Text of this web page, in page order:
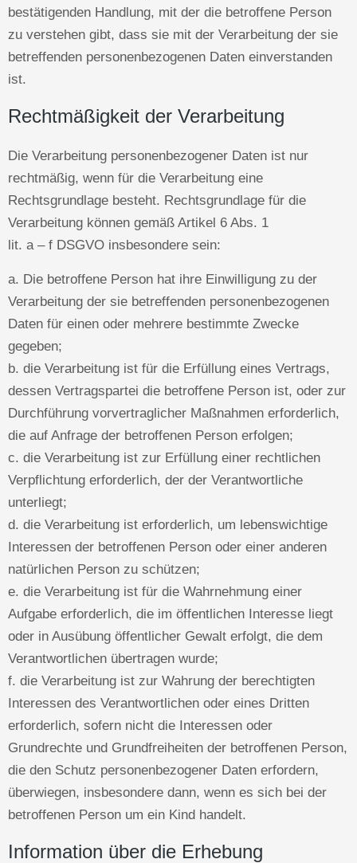
bestätigenden Handlung, mit der die betroffene Person
zu verstehen gibt, dass sie mit der Verarbeitung der sie
betreffenden personenbezogenen Daten einverstanden
ist.
Rechtmäßigkeit der Verarbeitung
Die Verarbeitung personenbezogener Daten ist nur
rechtmäßig, wenn für die Verarbeitung eine
Rechtsgrundlage besteht. Rechtsgrundlage für die
Verarbeitung können gemäß Artikel 6 Abs. 1
lit. a – f DSGVO insbesondere sein:
a. Die betroffene Person hat ihre Einwilligung zu der
Verarbeitung der sie betreffenden personenbezogenen
Daten für einen oder mehrere bestimmte Zwecke
gegeben;
b. die Verarbeitung ist für die Erfüllung eines Vertrags,
dessen Vertragspartei die betroffene Person ist, oder zur
Durchführung vorvertraglicher Maßnahmen erforderlich,
die auf Anfrage der betroffenen Person erfolgen;
c. die Verarbeitung ist zur Erfüllung einer rechtlichen
Verpflichtung erforderlich, der der Verantwortliche
unterliegt;
d. die Verarbeitung ist erforderlich, um lebenswichtige
Interessen der betroffenen Person oder einer anderen
natürlichen Person zu schützen;
e. die Verarbeitung ist für die Wahrnehmung einer
Aufgabe erforderlich, die im öffentlichen Interesse liegt
oder in Ausübung öffentlicher Gewalt erfolgt, die dem
Verantwortlichen übertragen wurde;
f. die Verarbeitung ist zur Wahrung der berechtigten
Interessen des Verantwortlichen oder eines Dritten
erforderlich, sofern nicht die Interessen oder
Grundrechte und Grundfreiheiten der betroffenen Person,
die den Schutz personenbezogener Daten erfordern,
überwiegen, insbesondere dann, wenn es sich bei der
betroffenen Person um ein Kind handelt.
Information über die Erhebung